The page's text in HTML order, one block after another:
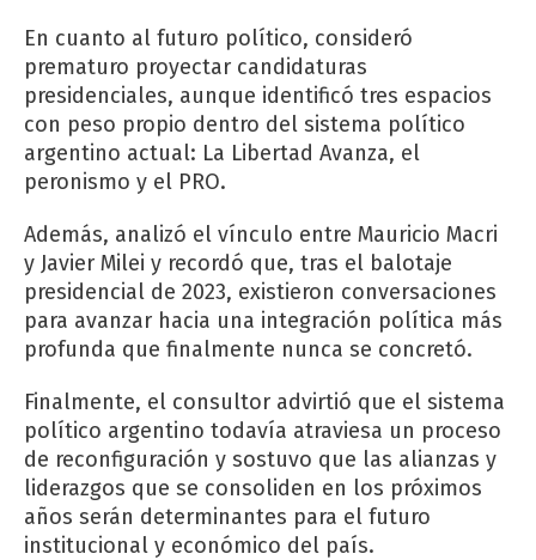
En cuanto al futuro político, consideró
prematuro proyectar candidaturas
presidenciales, aunque identificó tres espacios
con peso propio dentro del sistema político
argentino actual: La Libertad Avanza, el
peronismo y el PRO.
Además, analizó el vínculo entre Mauricio Macri
y Javier Milei y recordó que, tras el balotaje
presidencial de 2023, existieron conversaciones
para avanzar hacia una integración política más
profunda que finalmente nunca se concretó.
Finalmente, el consultor advirtió que el sistema
político argentino todavía atraviesa un proceso
de reconfiguración y sostuvo que las alianzas y
liderazgos que se consoliden en los próximos
años serán determinantes para el futuro
institucional y económico del país.